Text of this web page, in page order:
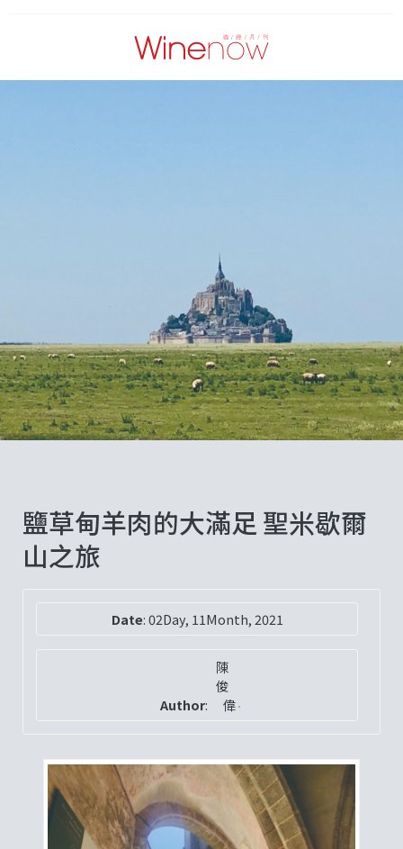
鹽草甸羊肉的大滿足 聖米歇爾
山之旅
Date:02Day, 11Month, 2021
Author:
陳
俊
偉